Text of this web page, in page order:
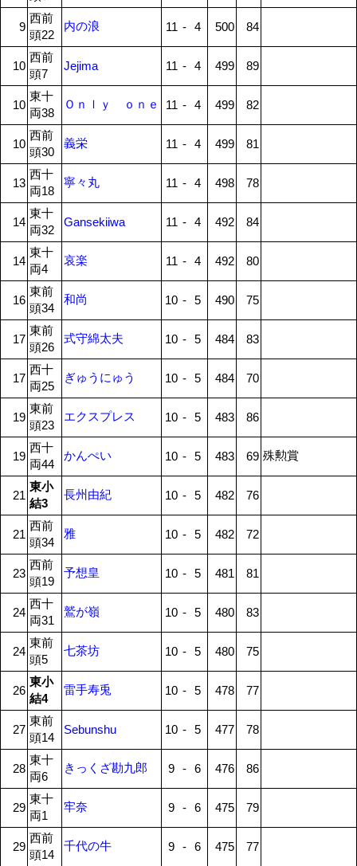
9
西前
頭22
内の浪 11 - 4 500 84
10
西前
頭7
Jejima 11 - 4 499 89
10
東十
両38
Ｏｎｌｙ ｏｎｅ 11 - 4 499 82
10
西前
頭30
義栄 11 - 4 499 81
13
西十
両18
寧々丸 11 - 4 498 78
14
東十
両32
Gansekiiwa 11 - 4 492 84
14
東十
両4
哀楽 11 - 4 492 80
16
東前
頭34
和尚 10 - 5 490 75
17
東前
頭26
式守綿太夫 10 - 5 484 83
17
西十
両25
ぎゅうにゅう 10 - 5 484 70
19
東前
頭23
エクスプレス 10 - 5 483 86
19
西十
両44
かんぺい 10 - 5 483 69 殊勲賞
21
東小
結3
長州由紀 10 - 5 482 76
21
西前
頭34
雅 10 - 5 482 72
23
西前
頭19
予想皇 10 - 5 481 81
24
西十
両31
鷲が嶺 10 - 5 480 83
24
東前
頭5
七茶坊 10 - 5 480 75
26
東小
結4
雷手寿兎 10 - 5 478 77
27
東前
頭14
Sebunshu 10 - 5 477 78
28
東十
両6
きっくざ勘九郎 9 - 6 476 86
29
東十
両1
牢奈 9 - 6 475 79
29
西前
頭14
千代の牛 9 - 6 475 77